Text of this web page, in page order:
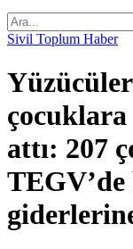
Sivil Toplum Haber
attı: 207